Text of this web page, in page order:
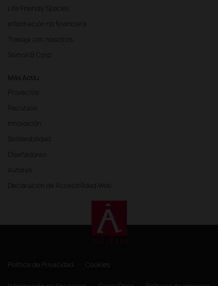
Life Friendly Spaces
Información no financiera
Trabaja con nosotros
Somos B Corp
Más Actiu
Proyectos
Recursos
Innovación
Sostenibilidad
Diseñadores
Autores
Declaración de Accesibilidad Web
Política de Privacidad Cookies